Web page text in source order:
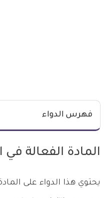
فهرس الدواء
المادة الفعالة
يحتوي هذا الدواء على